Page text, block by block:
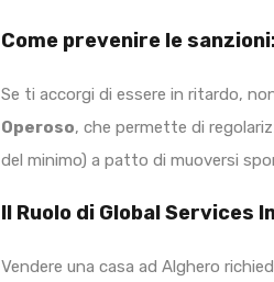
Come prevenire le
Se ti accorgi di essere in ritardo,
Operoso, che permette di
del minimo) a patto di muoversi
Il Ruolo di Global Services
Vendere una casa ad Alghero